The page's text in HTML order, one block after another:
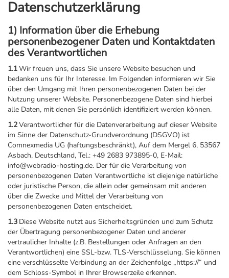
Datenschutzerklärung
1) Information über die Erhebung
personenbezogener Daten und Kontaktdaten
des Verantwortlichen
1.1Wir freuen uns, dass Sie unsere Website besuchen und
bedanken uns für Ihr Interesse. Im Folgenden informieren wir Sie
über den Umgang mit Ihren personenbezogenen Daten bei der
Nutzung unserer Website. Personenbezogene Daten sind hierbei
alle Daten, mit denen Sie persönlich identifiziert werden können.
1.2Verantwortlicher für die Datenverarbeitung auf dieser Website
im Sinne der Datenschutz-Grundverordnung (DSGVO) ist
Comnexmedia UG (haftungsbeschränkt), Auf dem Mergel 6, 53567
Asbach, Deutschland, Tel.: +49 2683 973895-0, E-Mail:
info@webradio-hosting.de. Der für die Verarbeitung von
personenbezogenen Daten Verantwortliche ist diejenige natürliche
oder juristische Person, die allein oder gemeinsam mit anderen
über die Zwecke und Mittel der Verarbeitung von
personenbezogenen Daten entscheidet.
1.3 Diese Website nutzt aus Sicherheitsgründen und zum Schutz
der Übertragung personenbezogener Daten und anderer
vertraulicher Inhalte (z.B. Bestellungen oder Anfragen an den
Verantwortlichen) eine SSL-bzw. TLS-Verschlüsselung. Sie können
eine verschlüsselte Verbindung an der Zeichenfolge „https://“ und
dem Schloss-Symbol in Ihrer Browserzeile erkennen.